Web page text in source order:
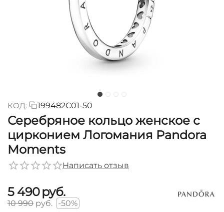
КОД: 199482C01-50
Серебряное кольцо женское с
цирконием Логомания Pandora
Moments
Написать отзыв
5 490руб.
10 990 руб.
-50%